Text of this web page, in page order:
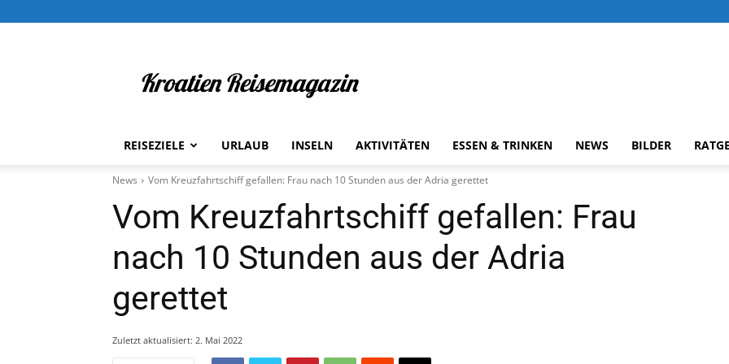
Reisemagazin
REISEZIELE URLAUB INSELN AKTIVITÄTEN ESSEN & TRINKEN NEWS BILDER
News Vom Kreuzfahrtschiff gefallen: Frau nach 10 Stunden aus der Adria gerettet
Vom Kreuzfahrtschiff gefallen: Frau
nach 10 Stunden aus der Adria
gerettet
Zuletzt aktualisiert: 2. Mai 2022